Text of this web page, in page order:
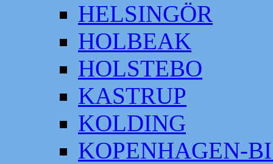
HELSINGÖR
HOLBEAK
HOLSTEBO
KASTRUP
KOLDING
KOPENHAGEN-